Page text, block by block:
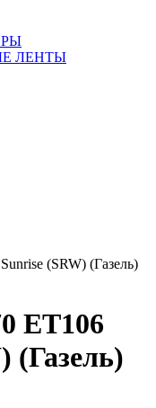
ЛЕНТЫ
(SRW) (Газель)
ЕТ106
(Газель)